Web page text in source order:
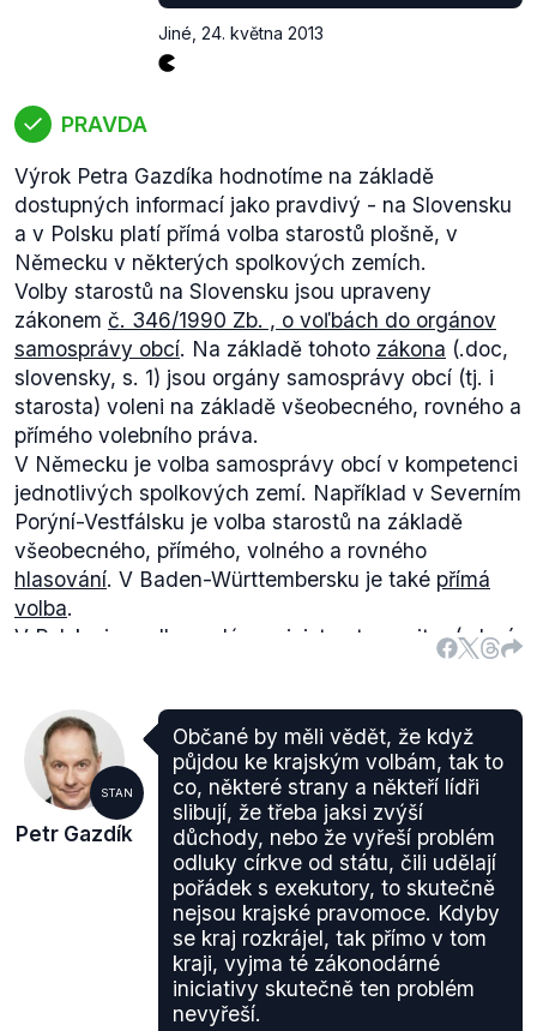
Největší japonskou investicí v ČR je projekt
automobilek Toyota Motor Corporation a Peugeot
Čína
obchodním partnerem a druhým největším
největším exportním trhem.
Investice Číny v ČRv předchozích letech
nepřekračovaly ročně 500 mil. Kč. Agentura
CzechInvestpomohla zprostředkovat 12
investičních projektů čínských firem v České
republice. Objem těchto investic dosáhl v souhrnné
výši přes 2,6 mld. Kč. Tyto projekty by do budoucna
měly vytvořit 1,5 tisíce pracovních míst.
Podle podepsaných dohodpři příležitosti cesty
prezidenta Čínské lidové republiky do ČR by do
roku 2020 měla Čína investovat v ČR 136,836 mld.
Jiné 24. května 2013
PRAVDA
Výrok Petra Gazdíka hodnotíme na základě
dostupných informací jako pravdivý - na Slovensku
a v Polsku platí přímá volba starostů plošně, v
Německu v některých spolkových zemích.
Volby starostů na Slovensku jsou upraveny
zákonem č. 346/1990 Zb. , o voľbách do orgánov
samosprávy obcí. Na základě tohoto zákona (.doc,
slovensky, s. 1) jsou orgány samosprávy obcí (tj. i
starosta) voleni na základě všeobecného, rovného a
přímého volebního práva.
V Německu je volba samosprávy obcí v kompetenci
jednotlivých spolkových zemí. Například v Severním
Porýní-Vestfálsku je volba starostů na základě
všeobecného, přímého, volného a rovného
hlasování. V Baden-Württembersku je také přímá
volba.
V Polsku je podle analýzy ministerstva vnitra (mluví
i o volbách starostů na Slovensku a v Polsku)přímá
STAN
Petr Gazdík
Občané by měli vědět, že když
půjdou ke krajským volbám, tak to
co, některé strany a někteří lídři
slibují, že třeba jaksi zvýší
důchody, nebo že vyřeší problém
odluky církve od státu, čili udělají
pořádek s exekutory, to skutečně
nejsou krajské pravomoce. Kdyby
se kraj rozkrájel, tak přímo v tom
kraji, vyjma té zákonodárné
iniciativy skutečně ten problém
nevyřeší.